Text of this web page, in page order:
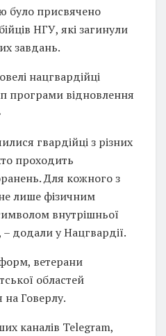
було присвячено
НГУ, які загинули
завдань.
нацгвардійці
програми відновлення
гвардійці з різних
проходить
Для кожного з
лише фізичним
внутрішньої
– додали у Нацгвардії.
ветерани
областей
Говерлу.
каналів Telegram,